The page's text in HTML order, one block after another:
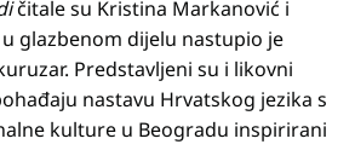
čitale su Kristina Markanović i
glazbenom dijelu nastupio je
Predstavljeni su i likovni
nastavu Hrvatskog jezika s
kulture u Beogradu inspirirani